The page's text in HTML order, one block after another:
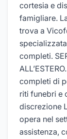
cortesia e
famigliare.
trova a
completi.
completi di
riti funebri e
discrezione
opera nel
assistenza,